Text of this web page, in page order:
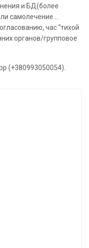
и БД(более
самолечение....
час “тихой
органов/групповое
(+380993050054).